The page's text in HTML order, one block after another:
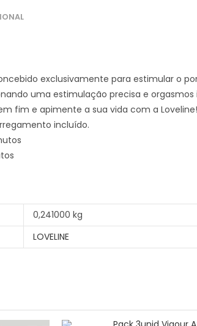
exclusivamente para estimular o
uma estimulação precisa e orgasmos
fim e apimente a sua vida com a Loveline!
incluído.
0,241000 kg
LOVELINE